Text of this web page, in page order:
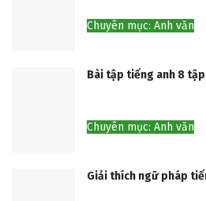
Chuyên mục: Anh văn
Bài tập tiếng anh 8 tập
Chuyên mục: Anh văn
Giải thích ngữ pháp